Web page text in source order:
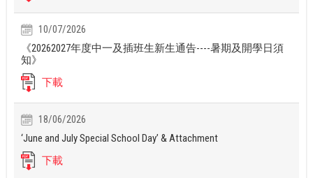
10/07/2026
《20262027年度中一及插班生新生通告----暑期及開學日須
知》
下載
18/06/2026
‘June and July Special School Day’ & Attachment
下載